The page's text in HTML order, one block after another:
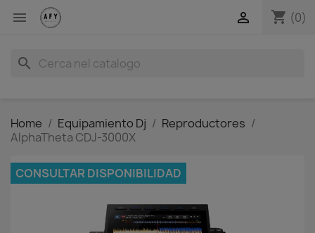
 shopping_cart (0)

search
Home Equipamiento Dj
Reproductores
AlphaTheta CDJ-3000X
CONSULTAR DISPONIBILIDAD